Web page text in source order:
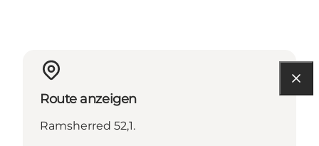
Route anzeigen
Ramsherred 52,1.